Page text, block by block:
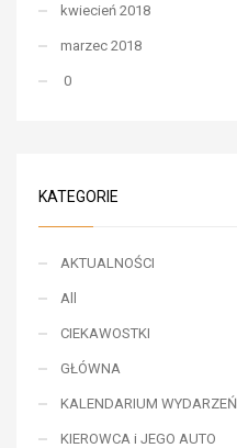
kwiecień 2018
marzec 2018
0
KATEGORIE
AKTUALNOŚCI
All
CIEKAWOSTKI
GŁÓWNA
KALENDARIUM WYDARZEŃ
KIEROWCA i JEGO AUTO